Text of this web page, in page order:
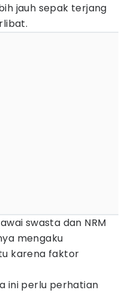
jauh sepak terjang
swasta dan NRM
mengaku
karena faktor
ini perlu perhatian